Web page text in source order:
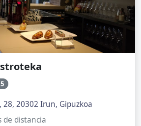
28, 20302 Irun, Gipuzkoa
de distancia